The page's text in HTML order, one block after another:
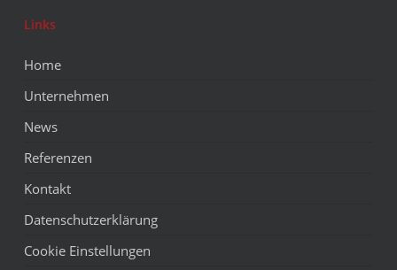
Links
Home
Unternehmen
News
Referenzen
Kontakt
Datenschutzerklärung
Cookie Einstellungen